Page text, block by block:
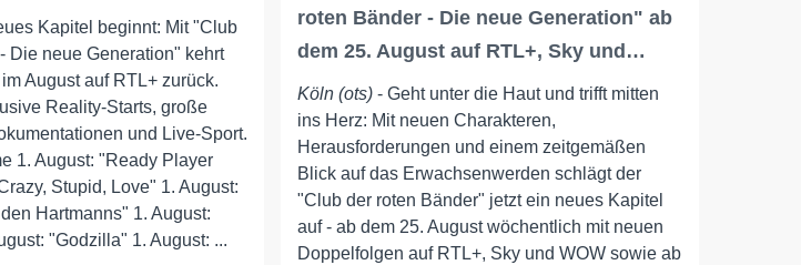
Kapitel beginnt: Mit "Club
Die neue Generation" kehrt
August auf RTL+ zurück.
Reality-Starts, große
und Live-Sport.
1. August: "Ready Player
Stupid, Love" 1. August:
Hartmanns" 1. August:
"Godzilla" 1. August: ...
roten Bänder - Die neue Generation" ab
dem 25. August auf RTL+, Sky und…
Köln (ots) - Geht unter die Haut und trifft mitten
ins Herz: Mit neuen Charakteren,
Herausforderungen und einem zeitgemäßen
Blick auf das Erwachsenwerden schlägt der
"Club der roten Bänder" jetzt ein neues Kapitel
auf - ab dem 25. August wöchentlich mit neuen
Doppelfolgen auf RTL+, Sky und WOW sowie ab